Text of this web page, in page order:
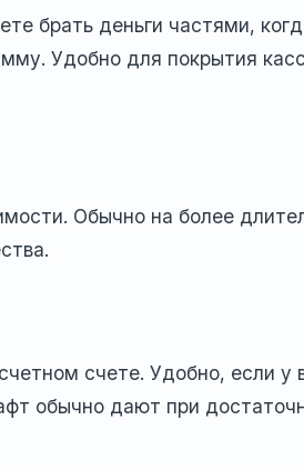
брать деньги частями,
Удобно для покрытия
Обычно на более
счете. Удобно, если у
обычно дают при